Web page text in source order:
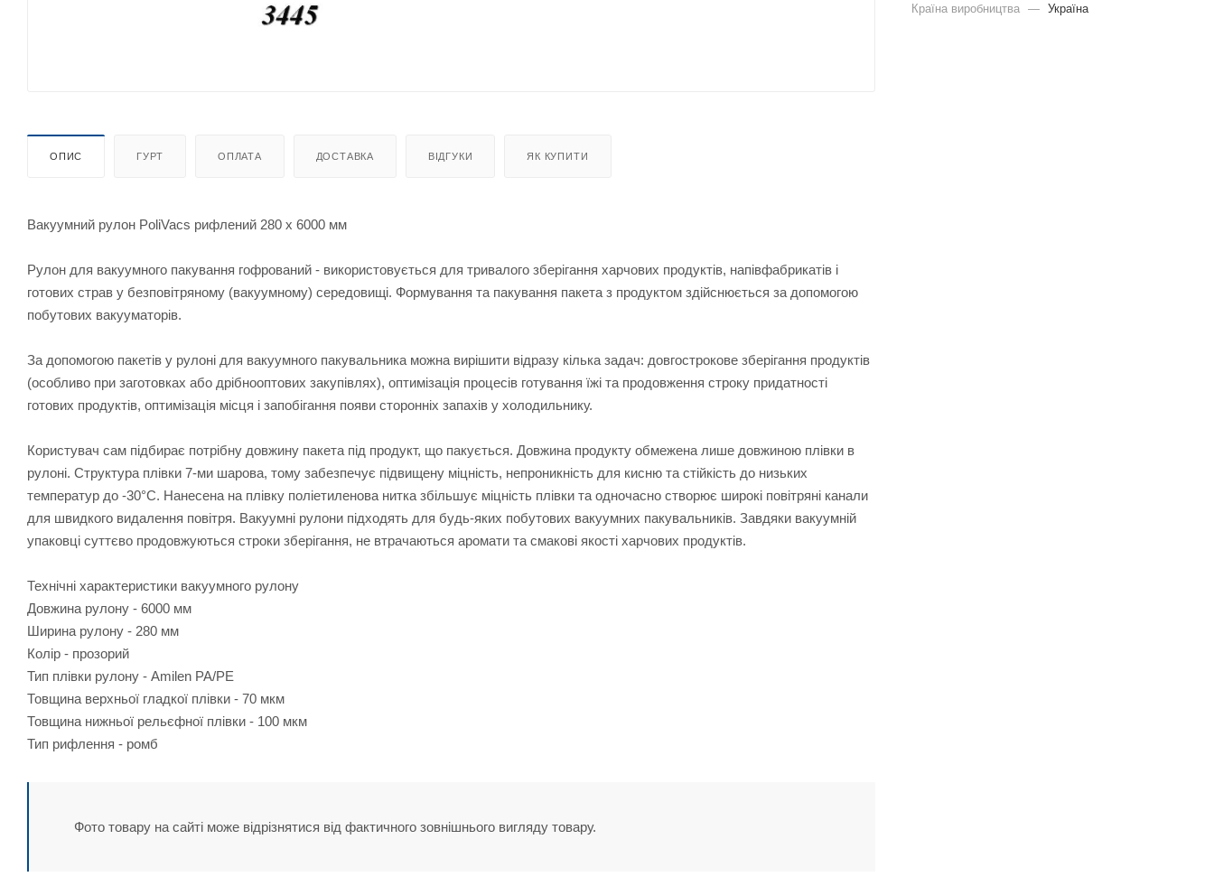
ОПИС ГУРТ ОПЛАТА ДОСТАВКА ВІДГУКИ ЯК КУПИТИ
Вакуумний рулон PoliVacs рифлений 280 x 6000 мм
Рулон для вакуумного пакування гофрований - використовується для тривалого зберігання харчових продуктів, напівфабрикатів і
готових страв у безповітряному (вакуумному) середовищі. Формування та пакування пакета з продуктом здійснюється за допомогою
побутових вакууматорів.
За допомогою пакетів у рулоні для вакуумного пакувальника можна вирішити відразу кілька задач: довгострокове зберігання продуктів
(особливо при заготовках або дрібнооптових закупівлях), оптимізація процесів готування їжі та продовження строку придатності
готових продуктів, оптимізація місця і запобігання появи сторонніх запахів у холодильнику.
Користувач сам підбирає потрібну довжину пакета під продукт, що пакується. Довжина продукту обмежена лише довжиною плівки в
рулоні. Структура плівки 7-ми шарова, тому забезпечує підвищену міцність, непроникність для кисню та стійкість до низьких
температур до -30°C. Нанесена на плівку поліетиленова нитка збільшує міцність плівки та одночасно створює широкі повітряні канали
для швидкого видалення повітря. Вакуумні рулони підходять для будь-яких побутових вакуумних пакувальників. Завдяки вакуумній
упаковці суттєво продовжуються строки зберігання, не втрачаються аромати та смакові якості харчових продуктів.
Технічні характеристики вакуумного рулону
Довжина рулону - 6000 мм
Ширина рулону - 280 мм
Колір - прозорий
Тип плівки рулону - Amilen PA/PE
Товщина верхньої гладкої плівки - 70 мкм
Товщина нижньої рельєфної плівки - 100 мкм
Тип рифлення - ромб
Фото товару на сайті може відрізнятися від фактичного зовнішнього вигляду товару.
Країна виробництва — Україна